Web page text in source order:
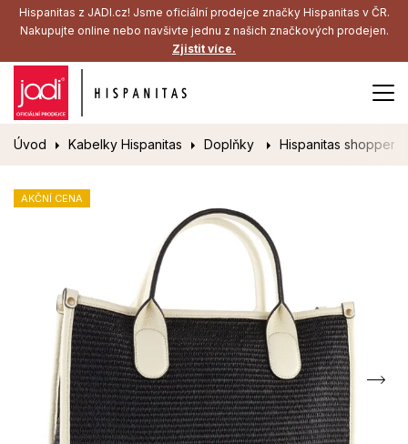
Hispanitas z JADI.cz! Jsme oficiální prodejce značky Hispanitas v ČR.
Nakupujte online nebo navšivte jednu z našich značkových prodejen.
Zjistit více.
Úvod Kabelky Hispanitas Doplňky Hispanitas shopper
AKČNÍ CENA